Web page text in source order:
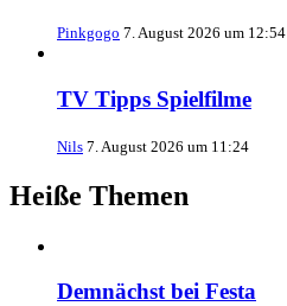
Pinkgogo 7. August 2026 um 12:54
TV Tipps Spielfilme
Nils 7. August 2026 um 11:24
Heiße Themen
Demnächst bei Festa